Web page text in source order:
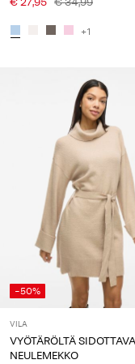
+1
-50%
VILA
VYÖTÄRÖLTÄ SIDOTTAVA
NEULEMEKKO